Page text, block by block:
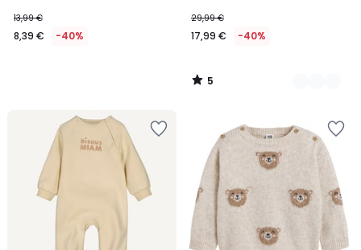
13,99 €
8,39 € -40%
29,99 €
17,99 € -40%
5
/